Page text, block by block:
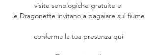
visite senologiche gratuite e
le Dragonette invitano a pagaiare sul fiume
conferma la tua presenza qui